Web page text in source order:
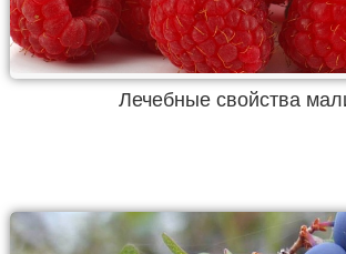
Лечебные свойства